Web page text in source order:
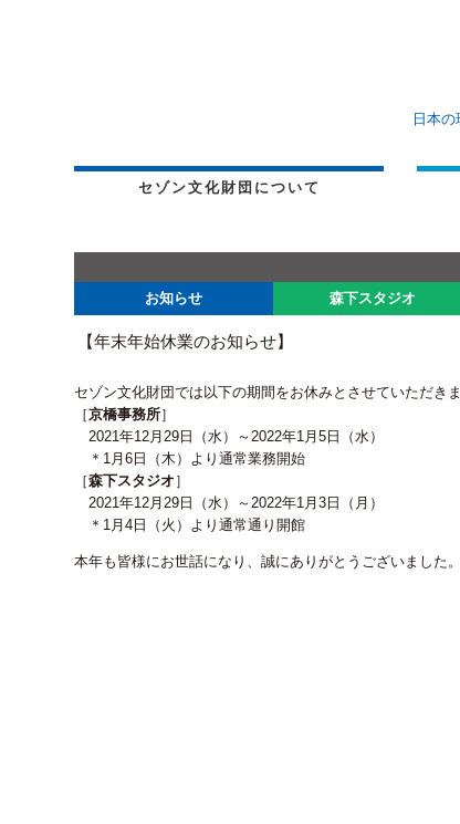
日本
セゾン文化財団について
お知らせ 森下スタジオ
【年末年始休業のお知らせ】
セゾン文化財団では以下の期間をお休みとさせていただき
［京橋事務所］
2021年12月29日（水）～2022年1月5日（水）
＊1月6日（木）より通常業務開始
［森下スタジオ ］
2021年12月29日（水）～2022年1月3日（月）
＊1月4日（火）より通常通り開館
本年も皆様にお世話になり、誠にありがとうございました。